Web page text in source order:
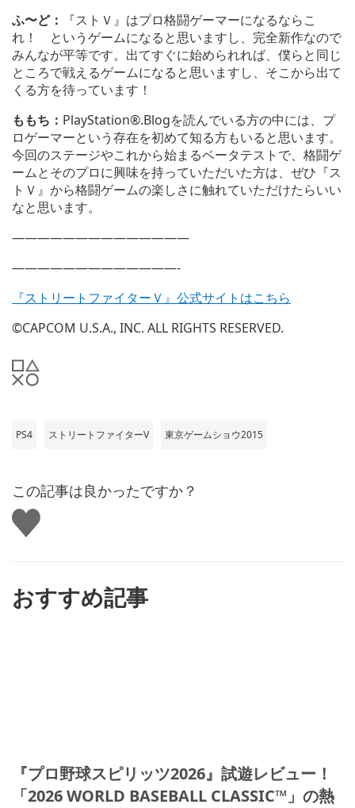
ふ〜ど：
『ストＶ』はプロ格闘ゲーマーになるならこ
れ！ というゲームになると思いますし、完全新作なので
みんなが平等です。出てすぐに始められれば、僕らと同じ
ところで戦えるゲームになると思いますし、そこから出て
くる方を待っています！
ももち： PlayStation®.Blogを読んでいる方の中には、プ
ロゲーマーという存在を初めて知る方もいると思います。
今回のステージやこれから始まるベータテストで、格闘ゲ
ームとそのプロに興味を持っていただいた方は、ぜひ『ス
トＶ』から格闘ゲームの楽しさに触れていただけたらいい
なと思います。
——————————————
—————————————-
『ストリートファイターＶ』公式サイトはこちら
©CAPCOM U.S.A., INC. ALL RIGHTS RESERVED.
PS4 ストリートファイターV 東京ゲームショウ2015
この記事は良かったですか？
い
い
おすすめ記事
『プロ野球スピリッツ2026』試遊レビュー！
「2026 WORLD BASEBALL CLASSIC™」の熱